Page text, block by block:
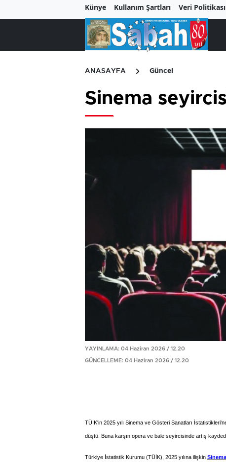
Künye Kullanım Şartları Veri Politikası
ANASAYFA Güncel
Sinema
YAYINLAMA: 04 Haziran 2026 / 12.20
GÜNCELLEME: 04 Haziran 2026 / 12.20
TÜİK'in 2025 yılı Sinema ve Gösteri Sanatları
düştü. Buna karşın opera ve bale seyircisinde artış
Türkiye İstatistik Kurumu (TÜİK), 2025 yılına ilişkin Sinema